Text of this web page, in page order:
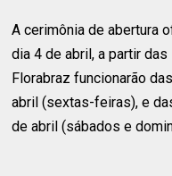
A cerimônia de abertura
dia 4 de abril, a partir das
Florabraz funcionarão
abril (sextas-feiras), e
de abril (sábados e